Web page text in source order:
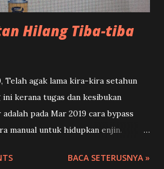
Hilang Tiba-tiba
Telah agak lama kira-kira setahun
kerana tugas dan kesibukan
pada Mar 2019 cara bypass
manual untuk hidupkan enjin.
juga aku meluangkan masa untuk
BACA SETERUSNYA »